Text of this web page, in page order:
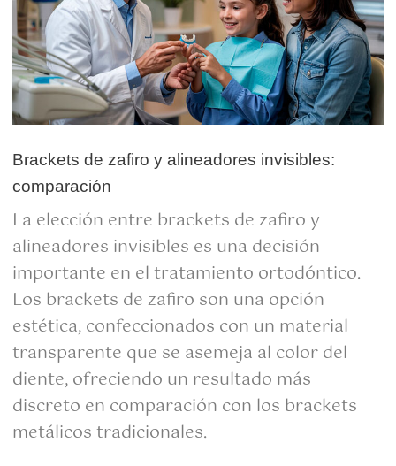
Brackets de zafiro y alineadores invisibles:
comparación
La elección entre brackets de zafiro y
alineadores invisibles es una decisión
importante en el tratamiento ortodóntico.
Los brackets de zafiro son una opción
estética, confeccionados con un material
transparente que se asemeja al color del
diente, ofreciendo un resultado más
discreto en comparación con los brackets
metálicos tradicionales.